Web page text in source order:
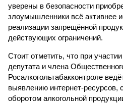
уверены в безопасности
злоумышленники всё активнее
реализации запрещённой
действующих ограничений.
Стоит отметить, что при
депутата и члена
Росалкогольтабакконтроле
выявлению интернет-ресурсов,
оборотом алкогольной